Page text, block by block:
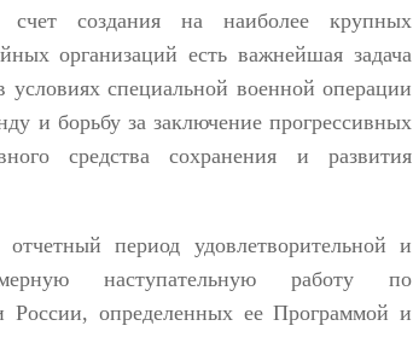
счет создания на наиболее крупных
организаций есть важнейшая задача
специальной военной операции
и борьбу за заключение прогрессивных
средства сохранения и развития
период удовлетворительной и
наступательную работу по
России, определенных ее Программой и